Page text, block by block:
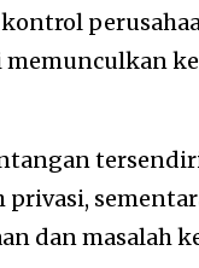
memunculkan
dan masalah